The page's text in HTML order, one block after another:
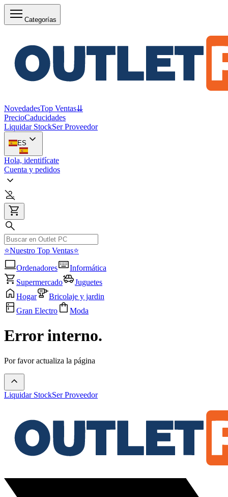
Categorías
NovedadesTop Ventas⇊
PrecioCaducidades
Liquidar StockSer Proveedor
ES
Hola, identifícate
Cuenta y pedidos
⭐Nuestro Top Ventas⭐
Ordenadores
Informática
Supermercado
Juguetes
Hogar
Bricolaje y jardin
Gran Electro
Moda
Error interno.
Por favor actualiza la página
Liquidar StockSer Proveedor